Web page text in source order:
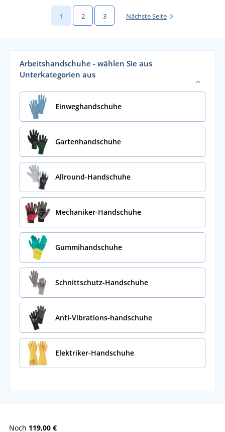
1 2 3 Nächste Seite
Arbeitshandschuhe - wählen Sie aus
Unterkategorien aus
Einweghandschuhe
Gartenhandschuhe
Allround-Handschuhe
Mechaniker-Handschuhe
Gummihandschuhe
Schnittschutz-Handschuhe
Anti-Vibrations-handschuhe
Elektriker-Handschuhe
Noch 119,00 €